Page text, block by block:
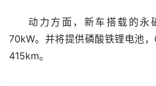
动力方面，新车搭载的永
70kW。并将提供磷酸铁锂电池，
415km。